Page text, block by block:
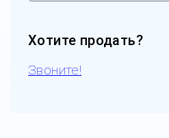
Хотите продать?
Звоните!